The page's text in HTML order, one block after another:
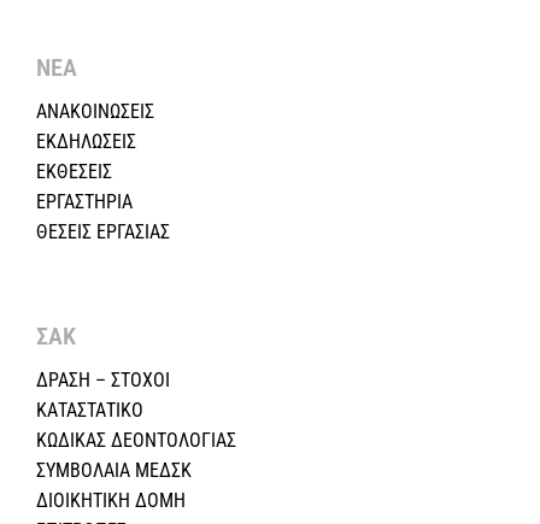
ΝΕΑ
ΑΝΑΚΟΙΝΩΣΕΙΣ
ΕΚΔΗΛΩΣΕΙΣ
ΕΚΘΕΣΕΙΣ
ΕΡΓΑΣΤΗΡΙΑ
ΘΕΣΕΙΣ ΕΡΓΑΣΙΑΣ
ΣΑΚ
ΔΡΑΣΗ – ΣΤΟΧΟΙ
ΚΑΤΑΣΤΑΤΙΚΟ
ΚΩΔΙΚΑΣ ΔΕΟΝΤΟΛΟΓΙΑΣ
ΣΥΜΒΟΛΑΙΑ ΜΕΔΣΚ
ΔΙΟΙΚΗΤΙΚΗ ΔΟΜΗ